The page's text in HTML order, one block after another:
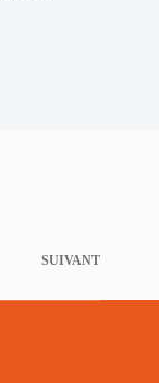
SUIVANT